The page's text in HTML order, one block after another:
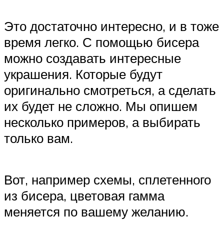
Это достаточно интересно, и в тоже
время легко. С помощью бисера
можно создавать интересные
украшения. Которые будут
оригинально смотреться, а сделать
их будет не сложно. Мы опишем
несколько примеров, а выбирать
только вам.
Вот, например схемы, сплетенного
из бисера, цветовая гамма
меняется по вашему желанию.